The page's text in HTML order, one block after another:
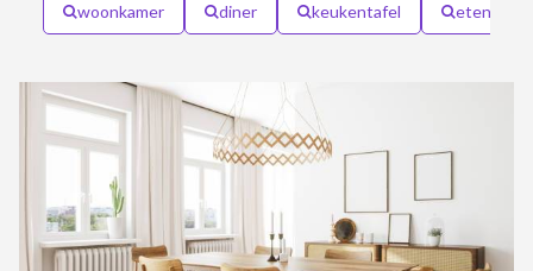
woonkamer
diner keukentafel eten